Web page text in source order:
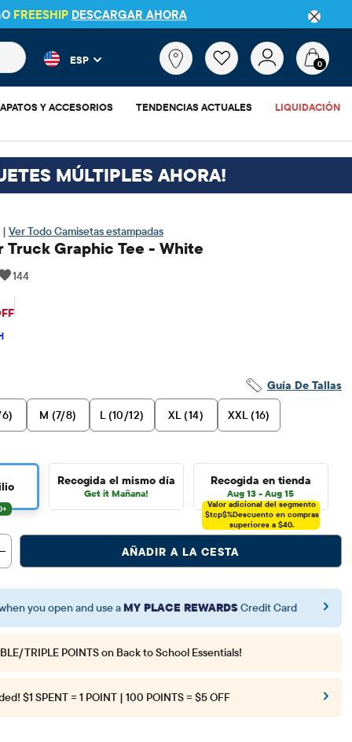
FREESHIP DESCARGAR AHORA
populares y los resultados de productos a medida que
ESP 0
Y ACCESORIOS TENDENCIAS ACTUALES LIQUIDACIÓN
MÚLTIPLES AHORA!
| Ver Todo Camisetas estampadas
Truck Graphic Tee - White
144
original: $12.95
Guía De Tallas
M (7/8) L (10/12) XL (14) XXL (16)
Recogida el mismo día
Get it Mañana!
Recogida en tienda
Aug 13 - Aug 15
Valor adicional del segmento
$tcp$%Descuento en compras
superiores a $40.
AÑADIR A LA CESTA
you open and use aMY PLACE REWARDSCredit Card
TRIPLE POINTSon Back to School Essentials!
$1 SPENT = 1 POINT | 100 POINTS = $5 OFF